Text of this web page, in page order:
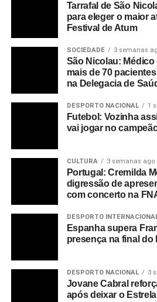
Tarrafal de São
para eleger o maior
Festival de Atum
SOCIEDADE 3 semanas
São Nicolau:
mais de 70
na Delegacia de
DESPORTO NACIONAL 1
Futebol: Vozinha
vai jogar no
CULTURA 3 semanas ago
Portugal: Cremilda
digressão de
com concerto na
DESPORTO
Espanha supera
presença na final do
DESPORTO NACIONAL 3
Jovane Cabral
após deixar o